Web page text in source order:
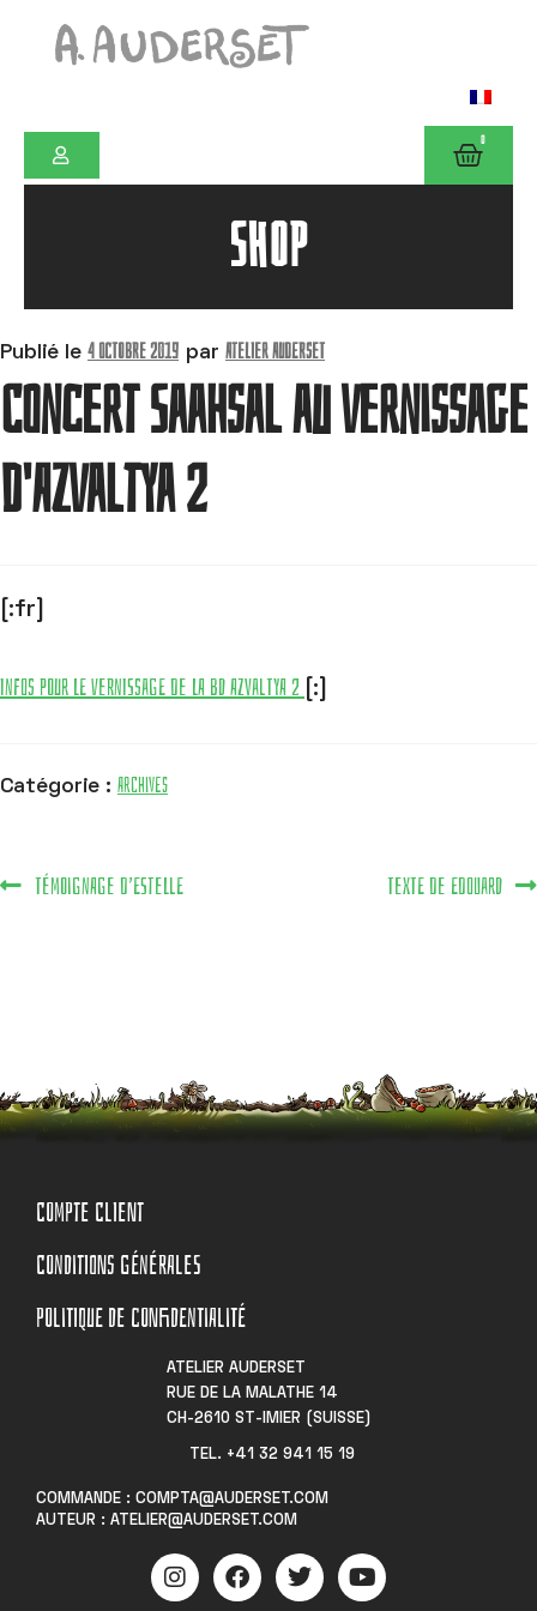
0
SHOP
Publié le 4 octobre 2019 par Atelier Auderset
Concert Saahsal au vernissage
d'Azvaltya 2
[:fr]
Infos pour le vernissage de la bd Azvaltya 2 [:]
Catégorie : Archives
Témoignage d’Estelle Texte de Edouard
COMPTE CLIENT
CONDITIONS GÉNÉRALES
POLITIQUE DE CONFIDENTIALITÉ
ATELIER AUDERSET
RUE DE LA MALATHE 14
CH-2610 ST-IMIER (SUISSE)
TEL. +41 32 941 15 19​
COMMANDE : COMPTA@AUDERSET.COM
AUTEUR : ATELIER@AUDERSET.COM